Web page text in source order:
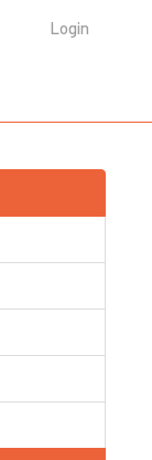
Login